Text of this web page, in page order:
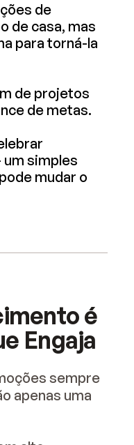
de
de casa, mas
para torná-la
de projetos
de metas.
simples
mudar o
é
Engaja
sempre
apenas uma